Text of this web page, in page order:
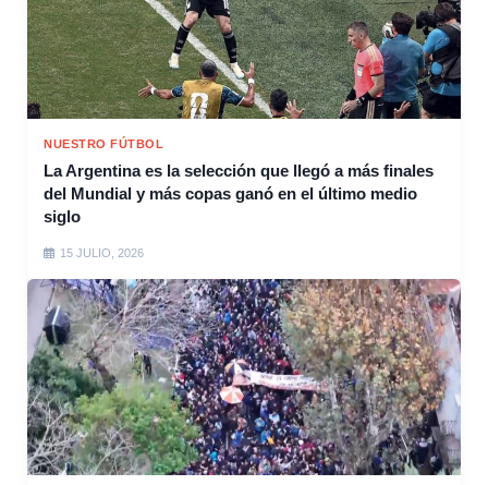
NUESTRO FÚTBOL
La Argentina es la selección que llegó a más finales
del Mundial y más copas ganó en el último medio
siglo
15 JULIO, 2026